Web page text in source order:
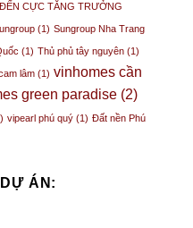
CỰC TĂNG TRƯỞNG
(1) Sungroup Nha Trang
(1) Thủ phủ tây nguyên (1)
lâm (1) vinhomes cần
green paradise (2)
vipearl phú quý (1) Đất nền Phú
ÁN: